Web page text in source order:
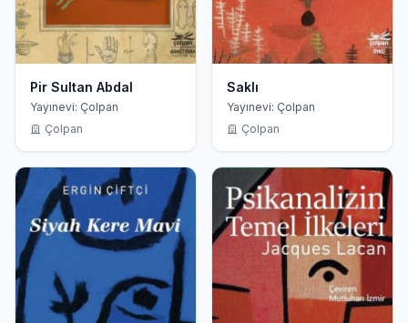
Pir Sultan Abdal
Yayınevi: Çolpan
Çolpan
Saklı
Yayınevi: Çolpan
Çolpan